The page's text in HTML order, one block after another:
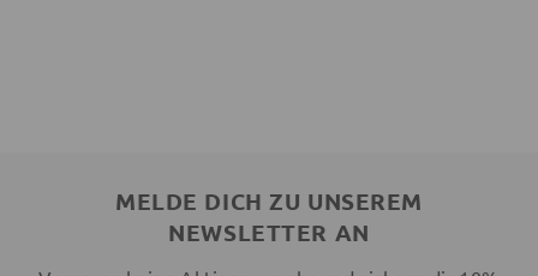
MELDE DICH ZU UNSEREM
NEWSLETTER AN